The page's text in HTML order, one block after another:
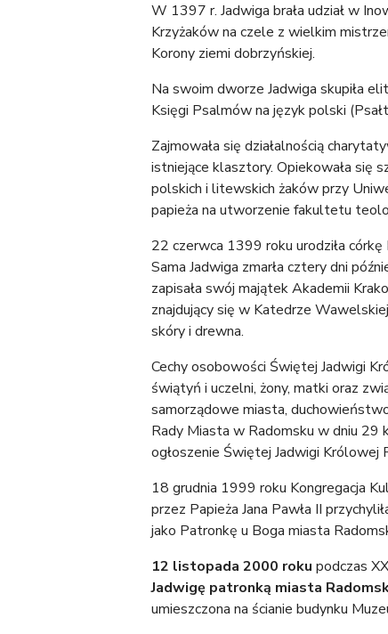
W 1397 r. Jadwiga brała udział w
Krzyżaków na czele z wielkim
Korony ziemi dobrzyńskiej.
Na swoim dworze Jadwiga skupiła
Księgi Psalmów na język polski
Zajmowała się działalnością
istniejące klasztory. Opiekowała się
polskich i litewskich żaków przy
papieża na utworzenie fakultetu
22 czerwca 1399 roku urodziła
Sama Jadwiga zmarła cztery dni
zapisała swój majątek Akademii
znajdujący się w Katedrze
skóry i drewna.
Cechy osobowości Świętej Jadwigi
świątyń i uczelni, żony, matki oraz
samorządowe miasta,
Rady Miasta w Radomsku w dniu
ogłoszenie Świętej Jadwigi Królowej
18 grudnia 1999 roku Kongregacja
przez Papieża Jana Pawła II
jako Patronkę u Boga miasta
12 listopada 2000 roku podczas
Jadwigę patronką miasta
umieszczona na ścianie budynku